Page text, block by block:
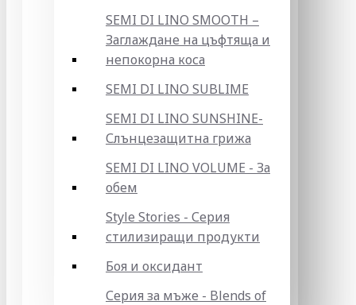
SEMI DI LINO SMOOTH –
Заглаждане на цъфтяща и
непокорна коса
SEMI DI LINO SUBLIME
SEMI DI LINO SUNSHINE-
Слънцезащитна грижа
SEMI DI LINO VOLUME - За
обем
Style Stories - Серия
стилизиращи продукти
Боя и оксидант
Серия за мъже - Blends of